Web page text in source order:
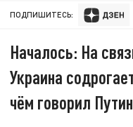
ПОДПИШИТЕСЬ:
Началось: На
Украина
чём говорил